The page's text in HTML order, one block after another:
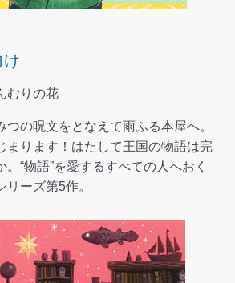
け
むりの花
つの呪文をとなえて雨ふる本屋へ。
まります！はたして王国の物語は完
“物語”を愛するすべての人へおく
リーズ第5作。